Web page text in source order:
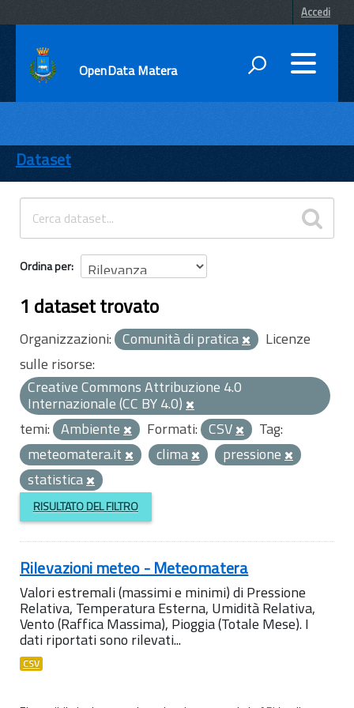
Accedi
OpenData Matera
ENTI
TEMI
INFORMAZIONI
Dataset
Ordina per
1 dataset trovato
Organizzazioni: Comunità di pratica
Licenze
sulle risorse:
Creative Commons Attribuzione 4.0
Internazionale (CC BY 4.0)
temi: Ambiente Formati: CSV
Tag:
meteomatera.it
clima
pressione
statistica
RISULTATO DEL FILTRO
Rilevazioni meteo - Meteomatera
Valori estremali (massimi e minimi) di Pressione
Relativa, Temperatura Esterna, Umidità Relativa,
Vento (Raffica Massima), Pioggia (Totale Mese). I
dati riportati sono rilevati...
CSV